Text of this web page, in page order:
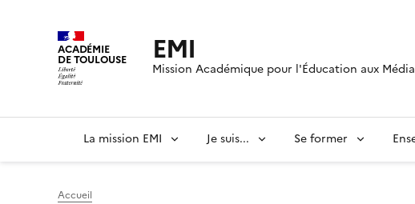
ACADÉMIE
DE TOULOUSE EMI
Mission Académique pour l'Éducation aux
La mission EMI Je suis... Se former
Accueil